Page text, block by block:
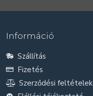
Információ
Szállítás
Fizetés
Szerződési feltételek